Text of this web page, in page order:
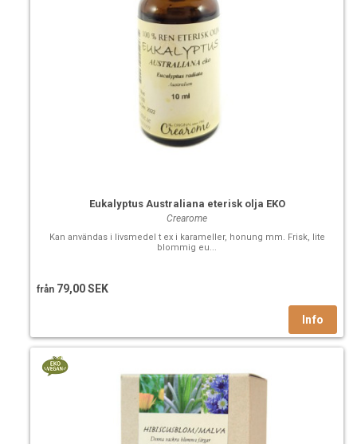
Eukalyptus Australiana eterisk olja EKO
Crearome
Kan användas i livsmedel t ex i karameller, honung mm. Frisk, lite
blommig eu...
från 79,00 SEK